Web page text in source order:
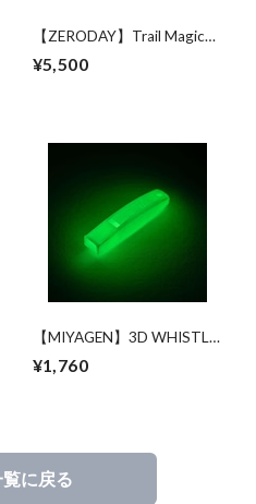
【ZERODAY】Trail Magic
¥5,500
【MIYAGEN】3D WHISTLE
¥1,760
に戻る